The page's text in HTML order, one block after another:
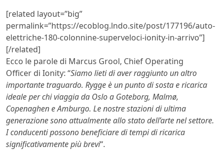
[related layout=”big”
permalink=”https://ecoblog.lndo.site/post/177196/auto-
elettriche-180-colonnine-superveloci-ionity-in-arrivo”]
[/related]
Ecco le parole di Marcus Grool, Chief Operating
Officer di Ionity: “Siamo lieti di aver raggiunto un altro
importante traguardo. Rygge è un punto di sosta e ricarica
ideale per chi viaggia da Oslo a Goteborg, Malmø,
Copenaghen e Amburgo. Le nostre stazioni di ultima
generazione sono attualmente allo stato dell’arte nel settore.
I conducenti possono beneficiare di tempi di ricarica
significativamente più brevi“.